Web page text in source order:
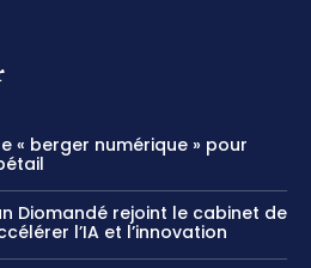
« berger numérique » pour
Diomandé rejoint le cabinet de
l’IA et l’innovation